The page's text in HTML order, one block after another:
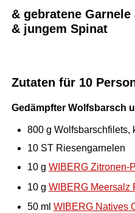
& gebratene
& jungem Spinat
Zutaten für 10
Gedämpfter Wolfsbarsch
800 g Wolfsbarschfilets,
10 ST Riesengarnelen
10 g WIBERG Zitronen-
10 g WIBERG Meersalz
50 ml WIBERG Natives